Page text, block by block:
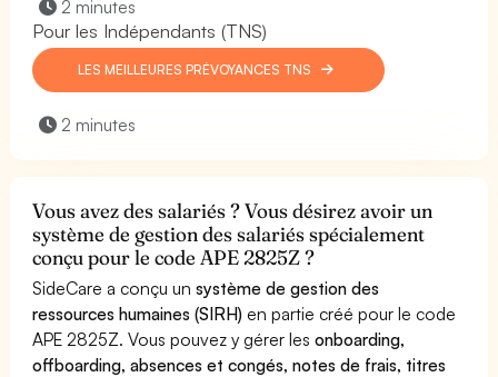
2 minutes
Pour les Indépendants (TNS)
LES MEILLEURES PRÉVOYANCES TNS
2 minutes
Vous avez des salariés ? Vous désirez avoir un
système de gestion des salariés spécialement
conçu pour le code APE 2825Z ?
SideCare a conçu unsystème de gestion des
ressources humaines (SIRH) en partie créé pour le code
APE 2825Z. Vous pouvez y gérer lesonboarding,
offboarding, absences et congés, notes de frais, titres